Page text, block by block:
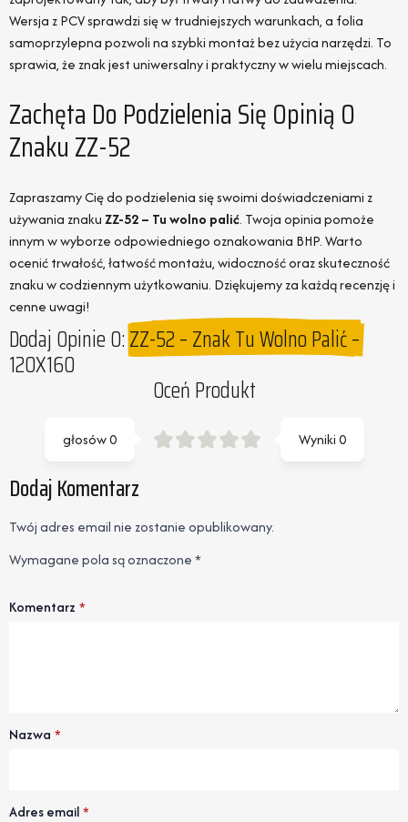
Wersja z PCV sprawdzi się w trudniejszych warunkach, a folia
samoprzylepna pozwoli na szybki montaż bez użycia narzędzi. To
sprawia, że znak jest uniwersalny i praktyczny w wielu miejscach.
Zachęta Do Podzielenia Się Opinią O
Znaku ZZ-52
Zapraszamy Cię do podzielenia się swoimi doświadczeniami z
używania znakuZZ-52 – Tu wolno palić. Twoja opinia pomoże
innym w wyborze odpowiedniego oznakowania BHP. Warto
ocenić trwałość, łatwość montażu, widoczność oraz skuteczność
znaku w codziennym użytkowaniu. Dziękujemy za każdą recenzję i
cenne uwagi!
Dodaj Opinie O:ZZ-52 – Znak Tu Wolno Palić –
120X160
Oceń Produkt
Wyniki0
głosów0
Dodaj Komentarz
Twój adres email nie zostanie opublikowany.
Wymagane pola są oznaczone*
Komentarz *
Nazwa *
Adres email*